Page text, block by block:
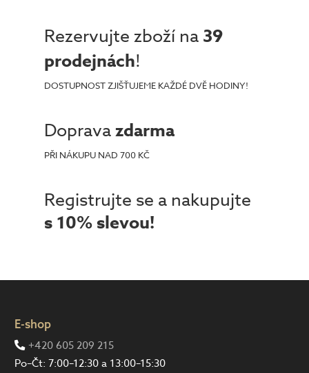
Rezervujte zboží na 39
prodejnách!
DOSTUPNOST ZJIŠŤUJEME KAŽDÉ DVĚ HODINY!
Dopravazdarma
PŘI NÁKUPU NAD 700 KČ
Registrujte se a nakupujte
s 10% slevou!
E-shop
+420 605 209 215
Po–Čt: 7:00–12:30 a 13:00–15:30